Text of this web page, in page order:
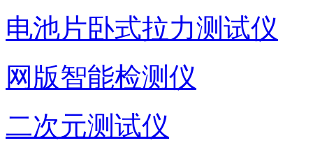
电池片卧式拉力测试仪
网版智能检测仪
二次元测试仪